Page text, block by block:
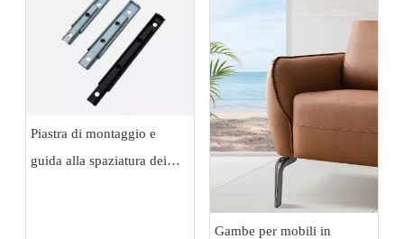
Piastra di montaggio e
guida alla spaziatura dei
Gambe per mobili in